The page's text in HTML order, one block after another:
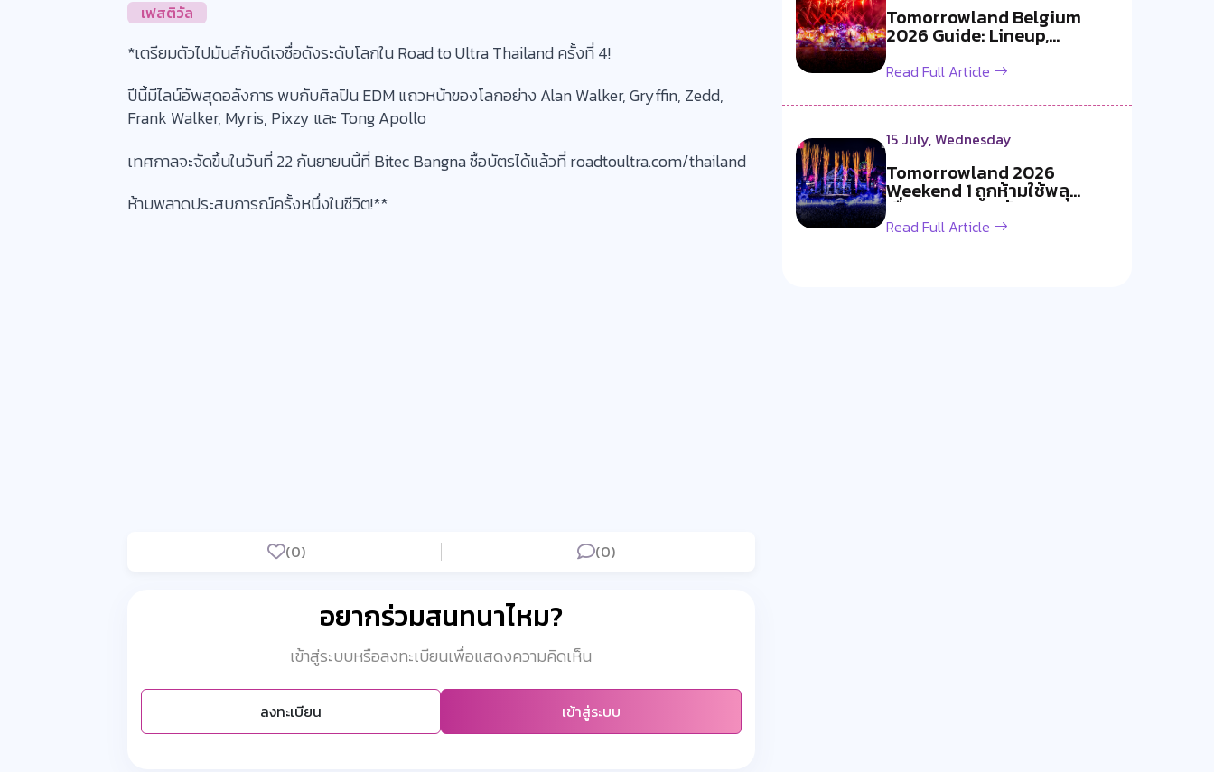
เฟสติวัล
*เตรียมตัวไปมันส์กับดีเจชื่อดังระดับโลกใน Road to Ultra Thailand ครั้งที่ 4!
ปีนี้มีไลน์อัพสุดอลังการ พบกับศิลปิน EDM แถวหน้าของโลกอย่าง Alan Walker, Gryffin, Zedd,
Frank Walker, Myris, Pixzy และ Tong Apollo
เทศกาลจะจัดขึ้นในวันที่ 22 กันยายนนี้ที่ Bitec Bangna ซื้อบัตรได้แล้วที่ roadtoultra.com/thailand
ห้ามพลาดประสบการณ์ครั้งหนึ่งในชีวิต!**
(0) (0)
อยากร่วมสนทนาไหม?
เข้าสู่ระบบหรือลงทะเบียนเพื่อแสดงความคิดเห็น
ลงทะเบียน เข้าสู่ระบบ
Tomorrowland Belgium
2026 Guide: Lineup,
Livestream, Must-S...
Read Full Article
15 July, Wednesday
Tomorrowland 2026
Weekend 1 ถูกห้ามใช้พลุ
เนื่องจากอากาศร้อ...
Read Full Article